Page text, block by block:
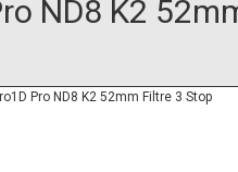
ND8 K2